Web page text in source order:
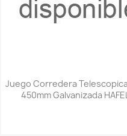
Vista rápida
Juego Corredera
450mm Galvanizada